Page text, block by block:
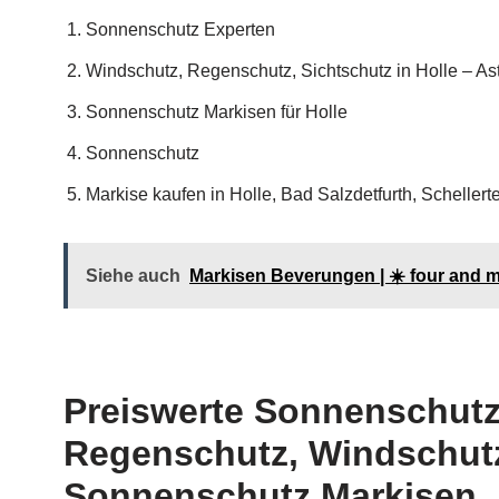
Sonnenschutz Experten
Windschutz, Regenschutz, Sichtschutz in Holle –
Sonnenschutz Markisen für Holle
Sonnenschutz
Markise kaufen in Holle, Bad Salzdetfurth,
Siehe auch Markisen Beverungen | ☀️ four and
Preiswerte
Regenschutz,